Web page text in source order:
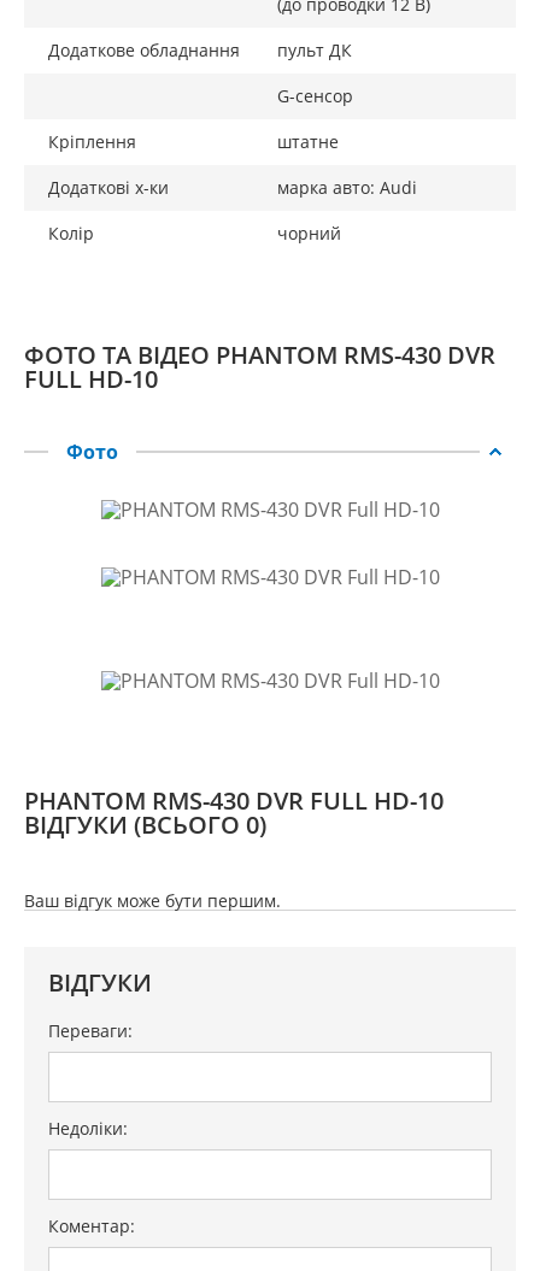
Додаткове обладнання
пульт ДК
G-сенсор
Кріплення
штатне
Додаткові х-ки
марка авто: Audi
Колір
чорний
ФОТО ТА ВІДЕО PHANTOM RMS-430 DVR
FULL HD-10
Фото
PHANTOM RMS-430 DVR FULL HD-10
ВІДГУКИ (ВСЬОГО 0)
Ваш відгук може бути першим.
ВІДГУКИ
Переваги:
Недоліки:
Коментар: